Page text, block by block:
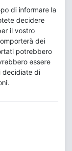
di informare la
decidere
il vostro
dei
potrebbero
essere
decidiate di